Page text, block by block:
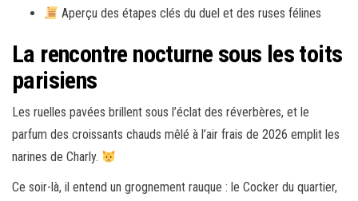
Aperçu des étapes clés du duel et des ruses félines
La rencontre nocturne sous les toits
parisiens
Les ruelles pavées brillent sous l’éclat des réverbères, et le
parfum des croissants chauds mêlé à l’air frais de 2026 emplit les
narines de Charly.
Ce soir-là, il entend un grognement rauque : le Cocker du quartier,